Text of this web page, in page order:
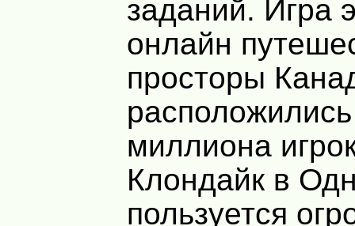
заданий. Игра
онлайн
просторы
миллиона
Клондайк в
пользуется